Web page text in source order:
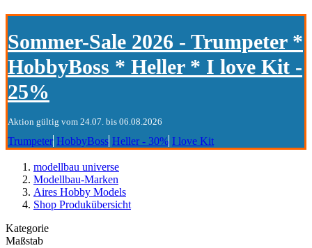
Sommer-Sale 2026 - Trumpeter *
HobbyBoss * Heller * I love Kit -
25%
Aktion gültig vom 24.07. bis 06.08.2026
Trumpeter HobbyBoss Heller - 30% I love Kit
modellbau universe
Modellbau-Marken
Aires Hobby Models
Shop Produkübersicht
Kategorie
Maßstab